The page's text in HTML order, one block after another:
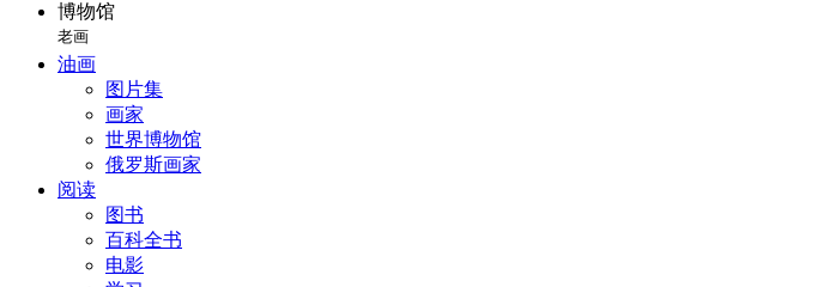
博物馆
老画
油画
图片集
画家
世界博物馆
俄罗斯画家
阅读
图书
百科全书
电影